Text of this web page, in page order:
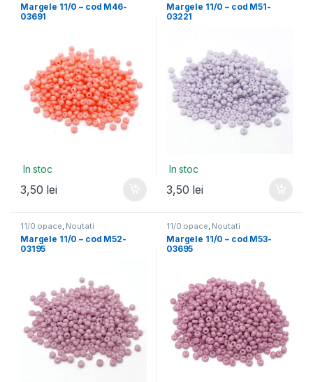
Margele 11/0 – cod M46-
03691
In stoc
3,50 lei
Margele 11/0 – cod M51-
03221
In stoc
3,50 lei
11/0 opace, Noutati
Margele 11/0 – cod M52-
03195
11/0 opace, Noutati
Margele 11/0 – cod M53-
03695